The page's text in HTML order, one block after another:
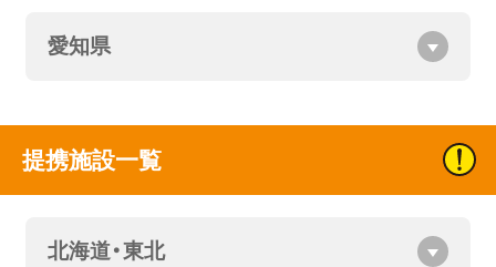
愛知県
提携施設一覧
北海道・東北